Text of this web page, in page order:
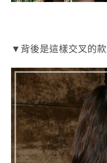
▼背後是這樣交叉的款